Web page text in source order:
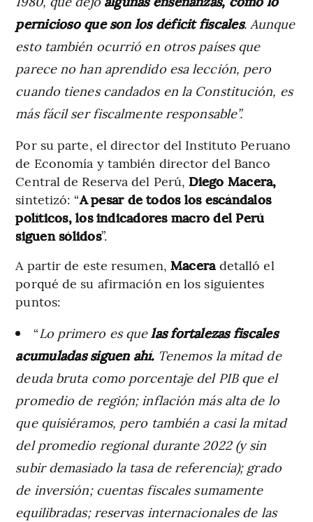
pernicioso que son los déficit fiscales. Aunque
esto también ocurrió en otros países que
parece no han aprendido esa lección, pero
cuando tienes candados en la Constitución, es
más fácil ser fiscalmente responsable”.
Por su parte, el director del Instituto Peruano
de Economía y también director del Banco
Central de Reserva del Perú, Diego Macera,
sintetizó: “A pesar de todos los escándalos
políticos, los indicadores macro del Perú
siguen sólidos”.
A partir de este resumen, Macera detalló el
porqué de su afirmación en los siguientes
puntos:
“Lo primero es quelas fortalezas fiscales
acumuladas siguen ahí.Tenemos la mitad de
deuda bruta como porcentaje del PIB que el
promedio de región; inflación más alta de lo
que quisiéramos, pero también a casi la mitad
del promedio regional durante 2022 (y sin
subir demasiado la tasa de referencia); grado
de inversión; cuentas fiscales sumamente
equilibradas; reservas internacionales de las